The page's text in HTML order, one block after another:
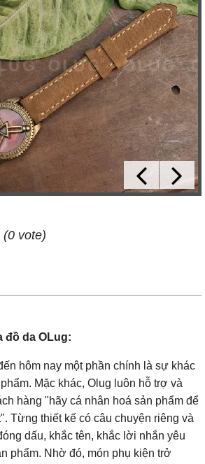
(0 vote)
đồ da OLug:
hôm nay một phần chính là sự khác
Mặc khác, Olug luôn hỗ trợ và
hàng "hãy cá nhân hoá sản phẩm để
Từng thiết kế có câu chuyện riêng và
dấu, khắc tên, khắc lời nhắn yêu
phẩm. Nhờ đó, món phụ kiện trở